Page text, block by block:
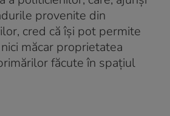
provenite din
cred că îşi pot permite
măcar proprietatea
făcute în spaţiul